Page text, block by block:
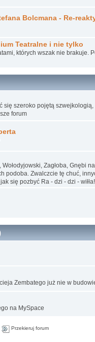
Bolcmana - Re-
Teatralne i nie tylko
których wszak nie brakuje.
się szeroko pojętą szwejkologią,
forum
Zagłoba, Gnębi
podoba. Zwalczcie tę chuć,
się pozbyć Ra - dzi - dzi - wiłła!
Zembatego już nie w
na MySpace
Przekieruj forum